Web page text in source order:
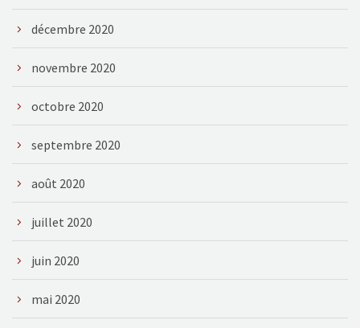
décembre 2020
novembre 2020
octobre 2020
septembre 2020
août 2020
juillet 2020
juin 2020
mai 2020